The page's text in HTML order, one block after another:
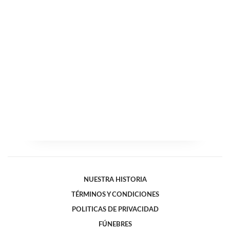
NUESTRA HISTORIA
TÉRMINOS Y CONDICIONES
POLITICAS DE PRIVACIDAD
FÚNEBRES